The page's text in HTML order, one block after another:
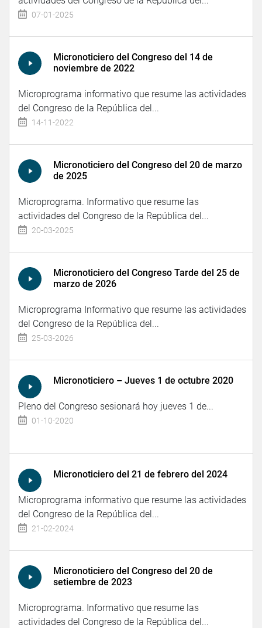
07-01-2025
Micronoticiero del Congreso del 14 de
noviembre de 2022
Microprograma informativo que resume las actividades
del Congreso de la República del...
14-11-2022
Micronoticiero del Congreso del 20 de marzo
de 2025
Microprograma. Informativo que resume las
actividades del Congreso de la República del...
20-03-2025
Micronoticiero del Congreso Tarde del 25 de
marzo de 2026
Microprograma Informativo que resume las actividades
del Congreso de la República del...
25-03-2026
Micronoticiero – Jueves 1 de octubre 2020
Pleno del Congreso sesionará hoy jueves 1 de...
01-10-2020
Micronoticiero del 21 de febrero del 2024
Microprograma informativo que resume las actividades
del Congreso de la República del...
21-02-2024
Micronoticiero del Congreso del 20 de
setiembre de 2023
Microprograma. Informativo que resume las
actividades del Congreso de la República del...